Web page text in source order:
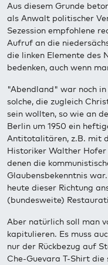
Aus diesem Grunde
als Anwalt politischer
Sezession empfohlene
Aufruf an die
die linken Elemente des
bedenken, auch wenn
"Abendland" war noch
solche, die zugleich
sein wollten, so wie an
Berlin um 1950 ein
Antitotalitären, z.B. mit
Historiker Walther
denen die
Glaubensbekenntnis
heute dieser Richtung
(bundesweite)
Aber natürlich soll man
kapitulieren. Es muss
nur der Rückbezug auf
Che-Guevara T-Shirt